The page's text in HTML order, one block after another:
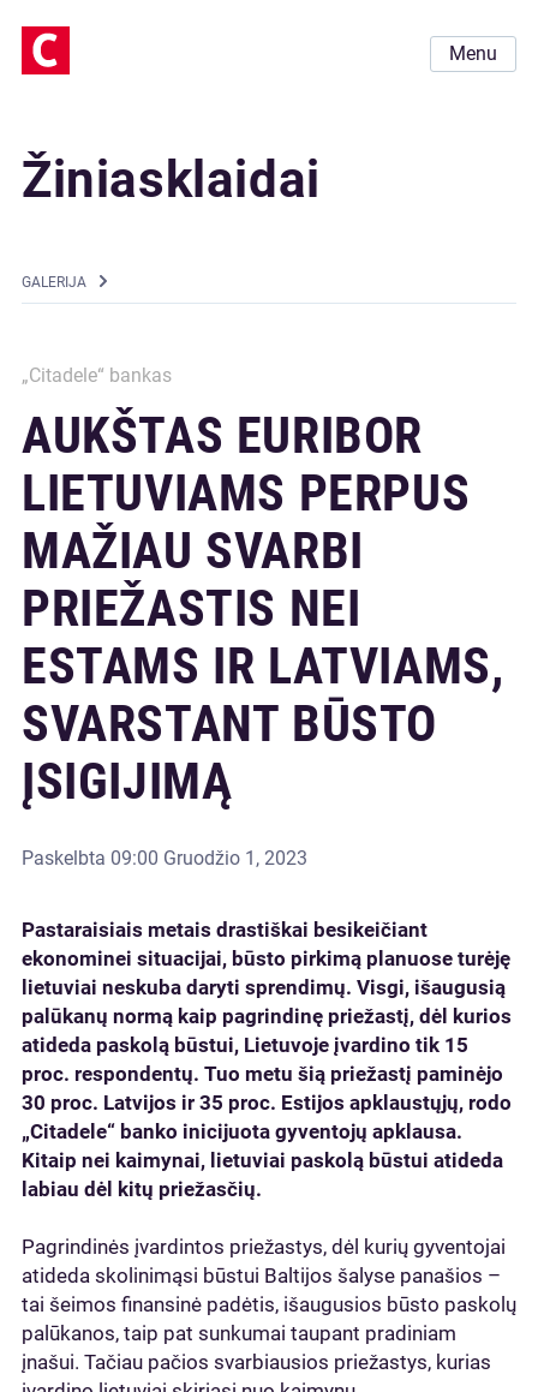
Menu
Žiniasklaidai
GALERIJA
„Citadele“ bankas
AUKŠTAS EURIBOR
LIETUVIAMS PERPUS
MAŽIAU SVARBI
PRIEŽASTIS NEI
ESTAMS IR LATVIAMS,
SVARSTANT BŪSTO
ĮSIGIJIMĄ
Paskelbta 09:00 Gruodžio 1, 2023
Pastaraisiais metais drastiškai besikeičiant
ekonominei situacijai, būsto pirkimą planuose turėję
lietuviai neskuba daryti sprendimų. Visgi, išaugusią
palūkanų normą kaip pagrindinę priežastį, dėl kurios
atideda paskolą būstui, Lietuvoje įvardino tik 15
proc. respondentų. Tuo metu šią priežastį paminėjo
30 proc. Latvijos ir 35 proc. Estijos apklaustųjų, rodo
„Citadele“ banko inicijuota gyventojų apklausa.
Kitaip nei kaimynai, lietuviai paskolą būstui atideda
labiau dėl kitų priežasčių.
Pagrindinės įvardintos priežastys, dėl kurių gyventojai
atideda skolinimąsi būstui Baltijos šalyse panašios –
tai šeimos finansinė padėtis, išaugusios būsto paskolų
palūkanos, taip pat sunkumai taupant pradiniam
įnašui. Tačiau pačios svarbiausios priežastys, kurias